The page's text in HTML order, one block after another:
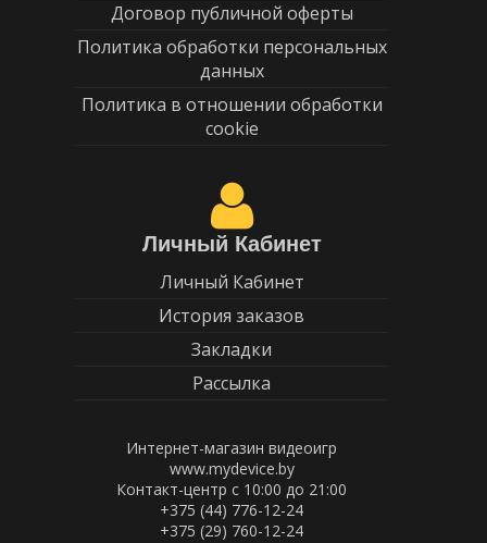
Договор публичной оферты
Политика обработки персональных
данных
Политика в отношении обработки
cookie
Личный Кабинет
Личный Кабинет
История заказов
Закладки
Рассылка
Интернет-магазин видеоигр
www.mydevice.by
Контакт-центр с 10:00 до 21:00
+375 (44) 776-12-24
+375 (29) 760-12-24